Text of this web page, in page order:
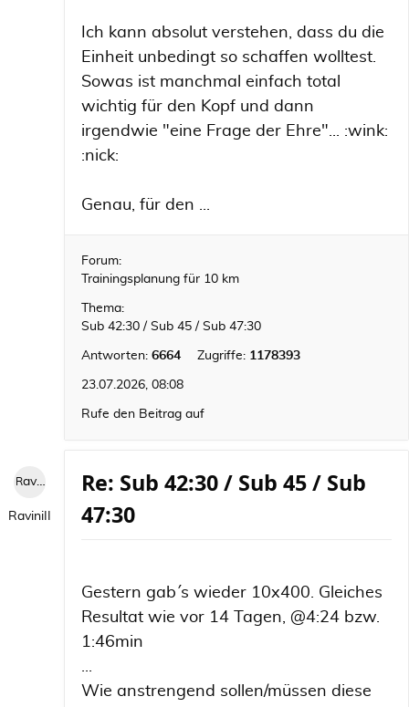
Ich kann absolut verstehen, dass du die
Einheit unbedingt so schaffen wolltest.
Sowas ist manchmal einfach total
wichtig für den Kopf und dann
irgendwie "eine Frage der Ehre"... :wink:
:nick:
Genau, für den ...
Forum:
Trainingsplanung für 10 km
Thema:
Sub 42:30 / Sub 45 / Sub 47:30
Antworten: 6664 Zugriffe: 1178393
23.07.2026, 08:08
Rufe den Beitrag auf
RaviniII
RaviniII
Re: Sub 42:30 / Sub 45 / Sub
47:30
Gestern gab´ s wieder 10x400. Gleiches
Resultat wie vor 14 Tagen, @4:24 bzw.
1:46min
...
Wie anstrengend sollen/müssen diese